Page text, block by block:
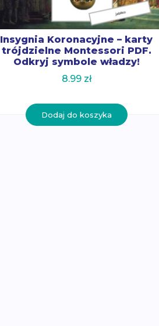
Insygnia Koronacyjne – karty
trójdzielne Montessori PDF.
Odkryj symbole władzy!
8.99 zł
Dodaj do koszyka